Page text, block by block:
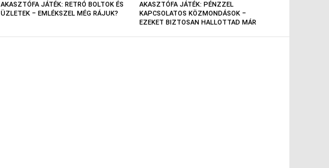
AKASZTÓFA JÁTÉK: RETRÓ BOLTOK ÉS
ÜZLETEK – EMLÉKSZEL MÉG RÁJUK?
AKASZTÓFA JÁTÉK: PÉNZZEL
KAPCSOLATOS KÖZMONDÁSOK –
EZEKET BIZTOSAN HALLOTTAD MÁR